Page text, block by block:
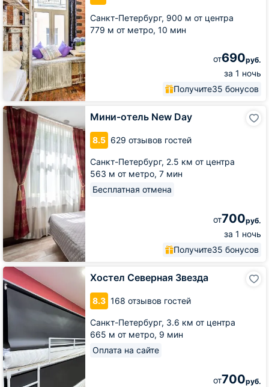
Санкт-Петербург, 900 м от центра
779 м от метро, 10 мин
от690руб.
за 1 ночь
Получите35 бонусов
Мини-отель New Day
8.5 629 отзывов гостей
Санкт-Петербург, 2.5 км от центра
563 м от метро, 7 мин
Бесплатная отмена
от700руб.
за 1 ночь
Получите35 бонусов
Мини-
отель
New
Day
Хостел Северная Звезда
8.3 168 отзывов гостей
Санкт-Петербург, 3.6 км от центра
665 м от метро, 9 мин
Оплата на сайте
от700руб.
Хостел
Северная
Звезда